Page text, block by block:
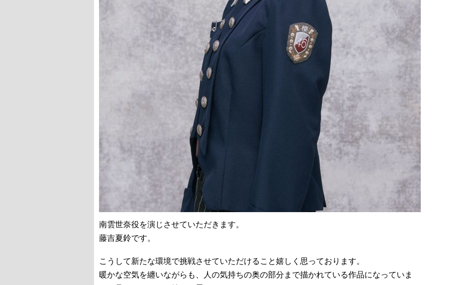
南雲世奈役を演じさせていただきます。
藤吉夏鈴です。
こうして新たな環境で挑戦させていただけること嬉しく思っております。
暖かな空気を纏いながらも、人の気持ちの奥の部分まで描かれている作品になっていま